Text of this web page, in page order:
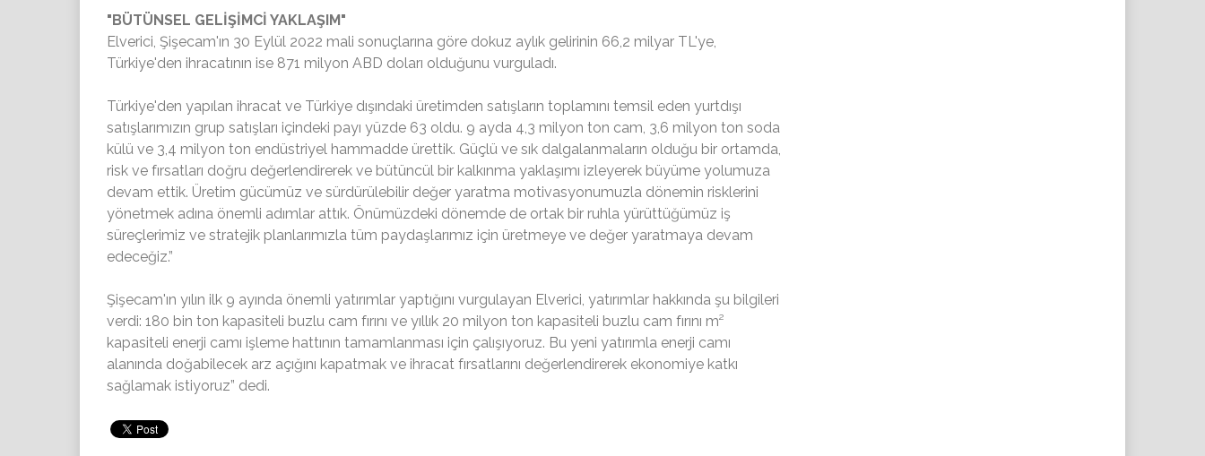
"BÜTÜNSEL GELİŞİMCİ YAKLAŞIM"
Elverici, Şişecam'ın 30 Eylül 2022 mali sonuçlarına göre dokuz aylık gelirinin 66,2 milyar TL'ye,
Türkiye'den ihracatının ise 871 milyon ABD doları olduğunu vurguladı.
Türkiye'den yapılan ihracat ve Türkiye dışındaki üretimden satışların toplamını temsil eden yurtdışı
satışlarımızın grup satışları içindeki payı yüzde 63 oldu. 9 ayda 4,3 milyon ton cam, 3,6 milyon ton soda
külü ve 3,4 milyon ton endüstriyel hammadde ürettik. Güçlü ve sık dalgalanmaların olduğu bir ortamda,
risk ve fırsatları doğru değerlendirerek ve bütüncül bir kalkınma yaklaşımı izleyerek büyüme yolumuza
devam ettik. Üretim gücümüz ve sürdürülebilir değer yaratma motivasyonumuzla dönemin risklerini
yönetmek adına önemli adımlar attık. Önümüzdeki dönemde de ortak bir ruhla yürüttüğümüz iş
süreçlerimiz ve stratejik planlarımızla tüm paydaşlarımız için üretmeye ve değer yaratmaya devam
edeceğiz.”
Şişecam'ın yılın ilk 9 ayında önemli yatırımlar yaptığını vurgulayan Elverici, yatırımlar hakkında şu bilgileri
verdi: 180 bin ton kapasiteli buzlu cam fırını ve yıllık 20 milyon ton kapasiteli buzlu cam fırını m²
kapasiteli enerji camı işleme hattının tamamlanması için çalışıyoruz. Bu yeni yatırımla enerji camı
alanında doğabilecek arz açığını kapatmak ve ihracat fırsatlarını değerlendirerek ekonomiye katkı
sağlamak istiyoruz” dedi.